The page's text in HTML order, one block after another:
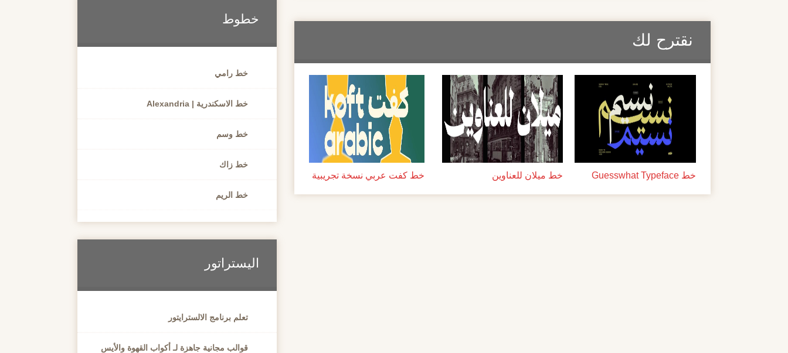
نقترح لك
خط Guesswhat Typeface خط ميلان للعناوين خط كفت عربي نسخة تجريبية
خطوط
خط رامي
خط الاسكندرية | Alexandria
خط وسم
خط زاك
خط الريم
اليستراتور
تعلم برنامج الالسترايتور
قوالب مجانية جاهزة لـ أكواب القهوة والأيس